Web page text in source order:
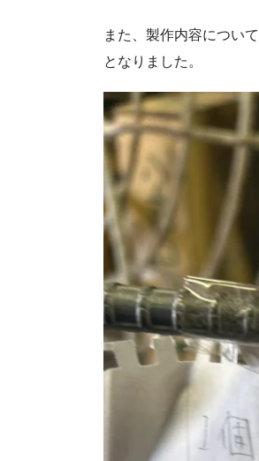
また、製作内容につい
となりました。